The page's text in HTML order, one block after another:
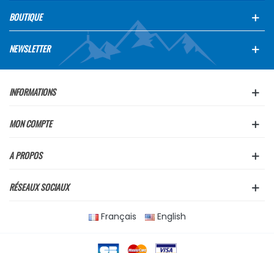
BOUTIQUE
NEWSLETTER
INFORMATIONS
MON COMPTE
A PROPOS
RÉSEAUX SOCIAUX
Français English